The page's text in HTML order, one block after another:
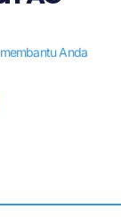
Anda